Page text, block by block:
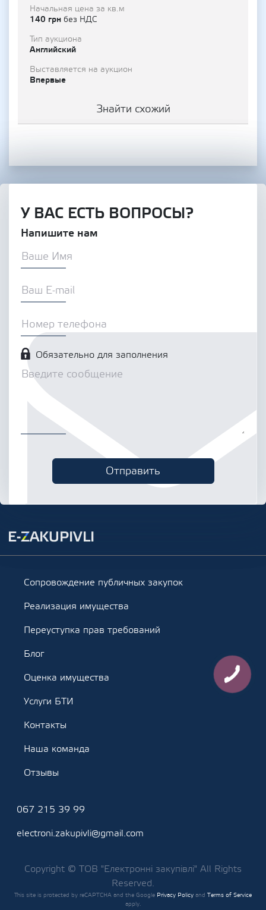
Начальная цена за кв.м
140 грн без НДС
Тип аукциона
Английский
Выставляется на аукцион
Впервые
Знайти схожий
У ВАС ЕСТЬ ВОПРОСЫ?
Напишите нам
Обязательно для заполнения
Сопровождение публичных закупок
Реализация имущества
Переуступка прав требований
Блог
Оценка имущества
Услуги БТИ
Контакты
Наша команда
Отзывы
067 215 39 99
electroni.zakupivli@gmail.com
Copyright © ТОВ "Електронні закупівлі" All Rights
Reserved.
This site is protected by reCAPTCHA and the Google Privacy Policy and Terms of Service
apply.